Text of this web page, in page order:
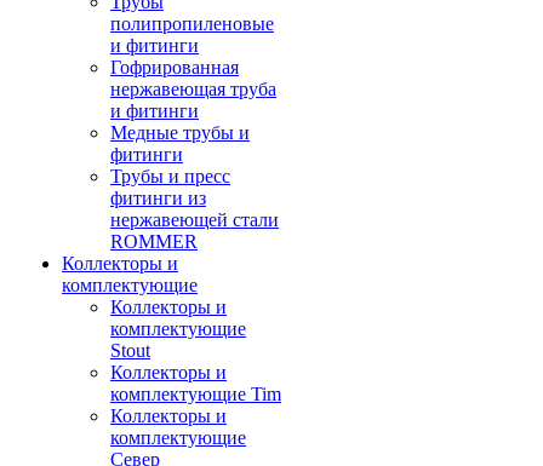
полипропиленовые
и фитинги
Гофрированная
нержавеющая труба
и фитинги
Медные трубы и
фитинги
Трубы и пресс
фитинги из
нержавеющей стали
ROMMER
Коллекторы и
комплектующие
Коллекторы и
комплектующие
Stout
Коллекторы и
комплектующие Tim
Коллекторы и
комплектующие
Север